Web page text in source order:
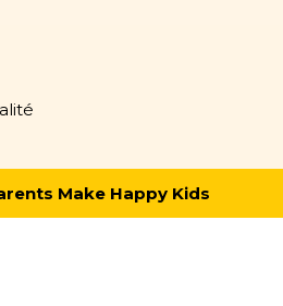
Make Happy Kids